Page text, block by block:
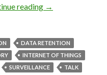
reading Ph.D. Defense:
→
DATA RETENTION
INTERNET OF THINGS
SURVEILLANCE
TALK